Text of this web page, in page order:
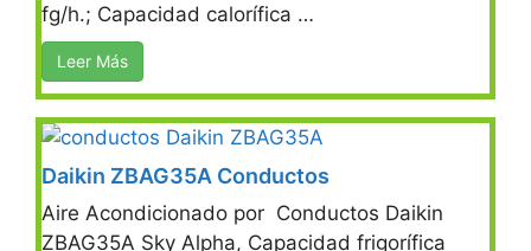
fg/h.; Capacidad calorífica …
Leer Más
Daikin ZBAG35A Conductos
Aire Acondicionado por Conductos Daikin
ZBAG35A Sky Alpha, Capacidad frigorífica